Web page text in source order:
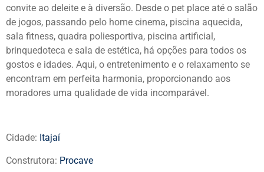
convite ao deleite e à diversão. Desde o pet place até o salão
de jogos, passando pelo home cinema, piscina aquecida,
sala fitness, quadra poliesportiva, piscina artificial,
brinquedoteca e sala de estética, há opções para todos os
gostos e idades. Aqui, o entretenimento e o relaxamento se
encontram em perfeita harmonia, proporcionando aos
moradores uma qualidade de vida incomparável.
Cidade: Itajaí
Construtora: Procave